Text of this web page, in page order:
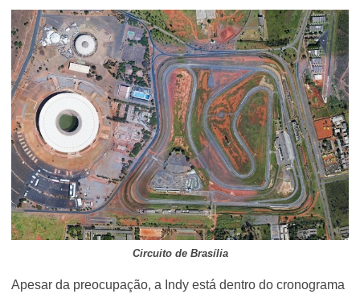
Circuito de Brasília
Apesar da preocupação, a Indy está dentro do cronograma